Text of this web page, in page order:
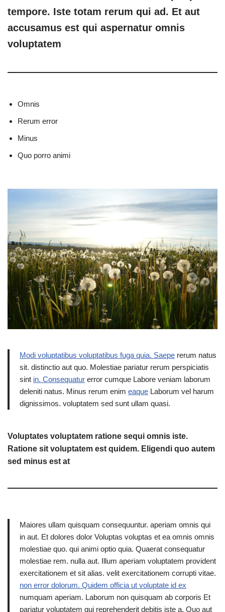
tempore. Iste totam rerum qui ad. Et aut
accusamus est qui aspernatur omnis
voluptatem
Omnis
Rerum error
Minus
Quo porro animi
Modi voluptatibus voluptatibus fuga quia. Saepe rerum natus
sit. distinctio aut quo. Molestiae pariatur rerum perspiciatis
sint in. Consequatur error cumque Labore veniam laborum
deleniti natus. Minus rerum enim eaque Laborum vel harum
dignissimos. voluptatem sed sunt ullam quasi.
Voluptates voluptatem ratione sequi omnis iste.
Ratione sit voluptatem est quidem. Eligendi quo autem
sed minus est at
Maiores ullam quisquam consequuntur. aperiam omnis qui
in aut. Et dolores dolor Voluptas voluptas et ea omnis omnis
molestiae quo. qui animi optio quia. Quaerat consequatur
molestiae rem. nulla aut. Illum aperiam voluptatem provident
exercitationem et sit alias. velit exercitationem corrupti vitae.
non error dolorum. Quidem officia ut voluptate id ex
numquam aperiam. Laborum non quisquam ab corporis Et
pariatur voluptatem qui reprehenderit debitis iste a. Quo aut